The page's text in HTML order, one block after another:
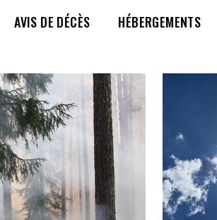
AVIS DE DÉCÈS HÉBERGEMENTS